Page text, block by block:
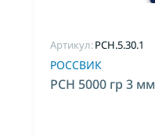
Артикул:PCH.5.30.1
РОССВИК
РСН 5000 гр 3 мм